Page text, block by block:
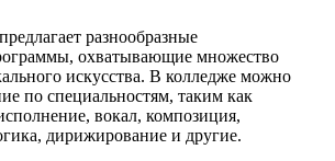
разнообразные
охватывающие множество
искусства. В колледже можно
по специальностям, таким как
вокал, композиция,
дирижирование и другие.